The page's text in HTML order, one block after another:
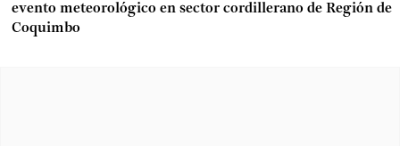
evento meteorológico en sector cordillerano de Región de
Coquimbo